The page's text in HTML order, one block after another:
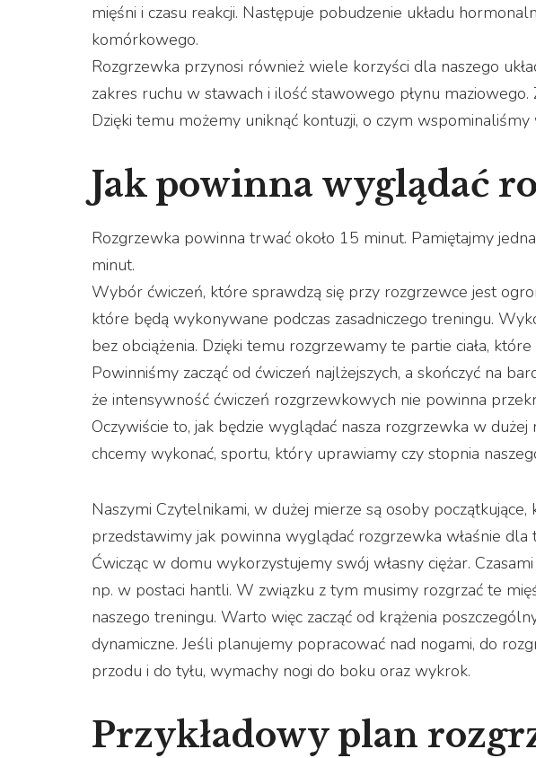
mięśni i czasu reakcji. Następuje pobudzenie układu
komórkowego.
Rozgrzewka przynosi również wiele korzyści dla naszego
zakres ruchu w stawach i ilość stawowego płynu
Dzięki temu możemy uniknąć kontuzji, o czym wspominaliśmy
Jak powinna wyglądać
Rozgrzewka powinna trwać około 15 minut. Pamiętajmy
minut.
Wybór ćwiczeń, które sprawdzą się przy rozgrzewce jest
które będą wykonywane podczas zasadniczego treningu.
bez obciążenia. Dzięki temu rozgrzewamy te partie ciała,
Powinniśmy zacząć od ćwiczeń najlżejszych, a skończyć na
że intensywność ćwiczeń rozgrzewkowych nie powinna
Oczywiście to, jak będzie wyglądać nasza rozgrzewka w
chcemy wykonać, sportu, który uprawiamy czy stopnia
Naszymi Czytelnikami, w dużej mierze są osoby
przedstawimy jak powinna wyglądać rozgrzewka właśnie dla
Ćwicząc w domu wykorzystujemy swój własny ciężar.
np. w postaci hantli. W związku z tym musimy rozgrzać te
naszego treningu. Warto więc zacząć od krążenia
dynamiczne. Jeśli planujemy popracować nad nogami, do
przodu i do tyłu, wymachy nogi do boku oraz wykrok.
Przykładowy plan